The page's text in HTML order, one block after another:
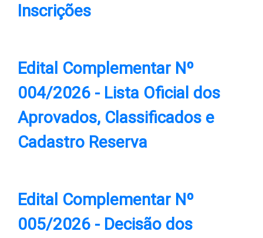
Inscrições
Edital Complementar Nº
004/2026 - Lista Oficial dos
Aprovados, Classificados e
Cadastro Reserva
Edital Complementar Nº
005/2026 - Decisão dos